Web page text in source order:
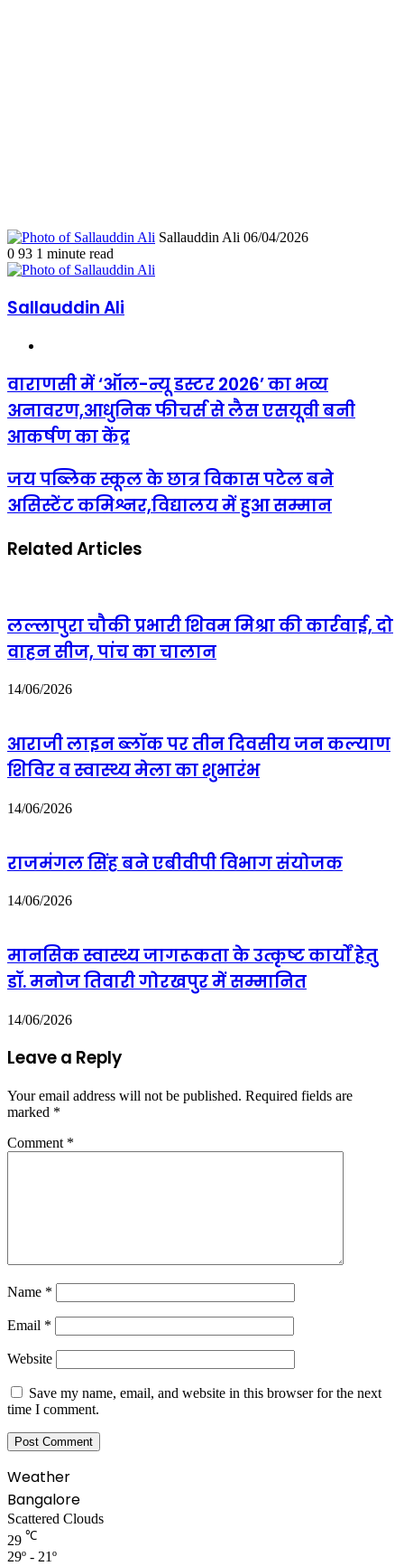
Sallauddin Ali Send
06/04/2026
0 93 1 minute read
Sallauddin Ali
वाराणसी
में
‘ऑल-
न्यू
डस्टर
का
भव्य
अनावरण,आधुनिक
से
लैस
का
केंद्र
वाराणसी में ‘ऑल-न्यू डस्टर 2026’ का भव्य
अनावरण,आधुनिक फीचर्स से लैस एसयूवी बनी
आकर्षण का केंद्र
जय
पब्लिक
स्कूल
छात्र
विकास
कमिश्नर,विद्यालय
में
हुआ
जय पब्लिक स्कूल के छात्र विकास पटेल बने
असिस्टेंट कमिश्नर,विद्यालय में हुआ सम्मान
Related Articles
लल्लापुरा चौकी प्रभारी शिवम मिश्रा की कार्रवाई, दो
वाहन सीज, पांच का चालान
14/06/2026
आराजी लाइन ब्लॉक पर तीन दिवसीय जन कल्याण
शिविर व स्वास्थ्य मेला का शुभारंभ
14/06/2026
राजमंगल सिंह बने एबीवीपी विभाग संयोजक
14/06/2026
मानसिक स्वास्थ्य जागरूकता के उत्कृष्ट कार्यों हेतु
डॉ. मनोज तिवारी गोरखपुर में सम्मानित
14/06/2026
Leave a Reply
Your email address will not be published. Required fields are
marked *
Comment *
Name *
Email *
Website
Save my name, email, and website in this browser for the next
time I comment.
Weather
Bangalore
Scattered Clouds
29 ℃
29º - 21º